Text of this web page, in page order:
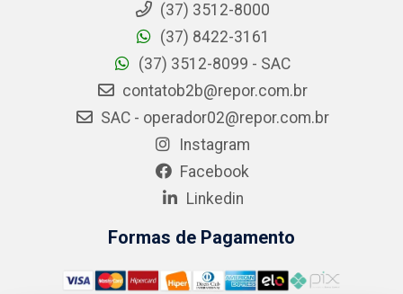
(37) 3512-8000
(37) 8422-3161
(37) 3512-8099 - SAC
contatob2b@repor.com.br
SAC - operador02@repor.com.br
Instagram
Facebook
Linkedin
Formas de Pagamento